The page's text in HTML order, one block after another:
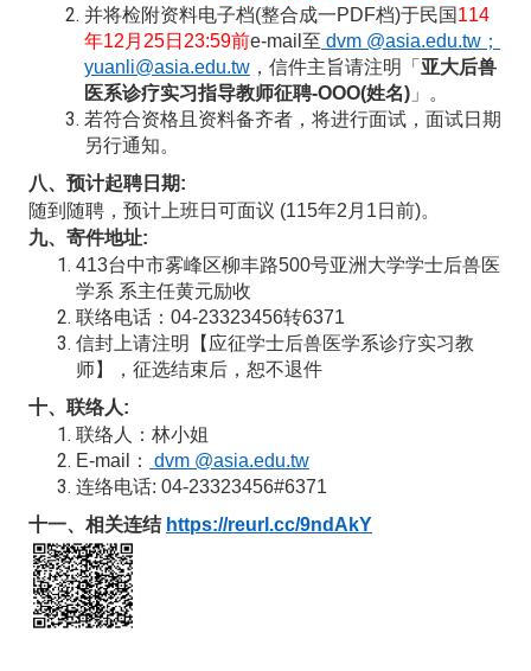
并将检附资料电子档(整合成一PDF档)于民国 114
年12月25日23:59前e-mail至 dvm @asia.edu.tw ；
yuanli@asia.edu.tw ，信件主旨请注明「 亚大后兽
医系诊疗实习指导教师征聘-OOO(姓名) 」。
若符合资格且资料备齐者，将进行面试，面试日期
另行通知。
八、预计起聘日期:
随到随聘，预计上班日可面议 (115年2月1日前)。
九、寄件地址:
413台中市雾峰区柳丰路500号亚洲大学学士后兽医
学系 系主任黄元励收
联络电话：04-23323456转6371
信封上请注明【应征学士后兽医学系诊疗实习教
师】，征选结束后，恕不退件
十、联络人:
联络人：林小姐
E-mail
：
dvm @asia.edu.tw
连络电话: 04-23323456#6371
十一、相关连结 https://reurl.cc/9ndAkY